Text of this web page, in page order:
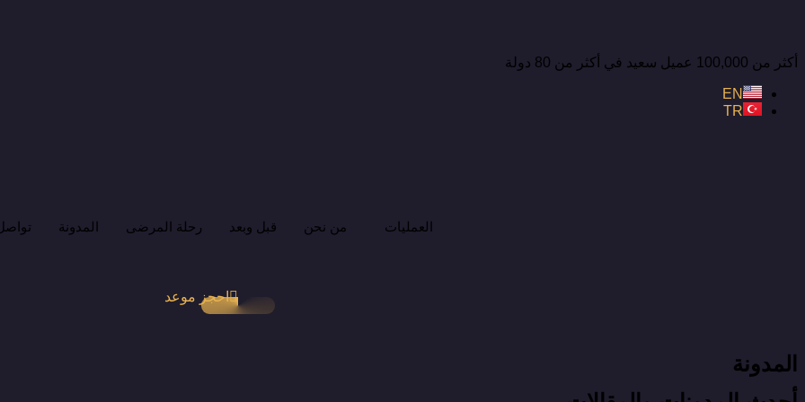
أكثر من 100,000 عميل سعيد في أكثر من 80 دولة
EN
TR
العمليات من نحن قبل وبعد رحلة المرضى المدونة
احجز موعد
المدونة